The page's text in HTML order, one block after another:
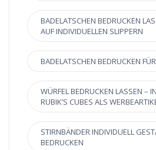
BADELATSCHEN BEDRUCKEN
AUF INDIVIDUELLEN SLIPPERN
BADELATSCHEN BEDRUCKEN
WÜRFEL BEDRUCKEN LASSEN –
RUBIK’S CUBES ALS
STIRNBÄNDER INDIVIDUELL
BEDRUCKEN